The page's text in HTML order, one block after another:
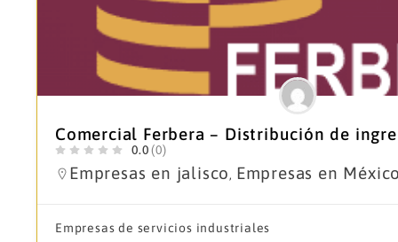
Comercial Ferbera – Distribución de
0.0 (0)
Empresas en jalisco, Empresas en
Empresas de servicios industriales